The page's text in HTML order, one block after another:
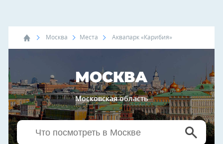
Москва Места Аквапарк «Карибия»
МОСКВА
Московская область